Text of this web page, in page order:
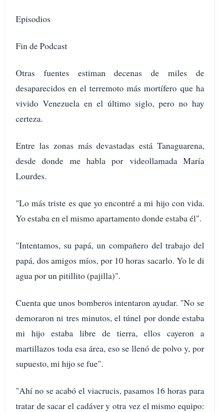
Episodios
Fin de Podcast
Otras fuentes estiman decenas de miles de
desaparecidos en el terremoto más mortífero que ha
vivido Venezuela en el último siglo, pero no hay
certeza.
Entre las zonas más devastadas está Tanaguarena,
desde donde me habla por videollamada María
Lourdes.
"Lo más triste es que yo encontré a mi hijo con vida.
Yo estaba en el mismo apartamento donde estaba él".
"Intentamos, su papá, un compañero del trabajo del
papá, dos amigos míos, por 10 horas sacarlo. Yo le di
agua por un pitillito (pajilla)".
Cuenta que unos bomberos intentaron ayudar. "No se
demoraron ni tres minutos, el túnel por donde estaba
mi hijo estaba libre de tierra, ellos cayeron a
martillazos toda esa área, eso se llenó de polvo y, por
supuesto, mi hijo se fue".
"Ahí no se acabó el viacrucis, pasamos 16 horas para
tratar de sacar el cadáver y otra vez el mismo equipo: